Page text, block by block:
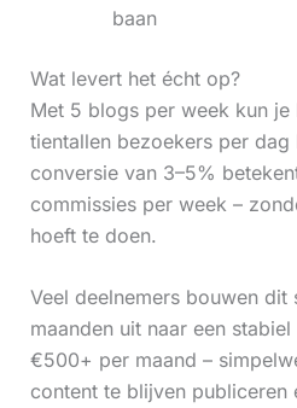
baan
Wat levert het écht op?
Met 5 blogs per week kun je
tientallen bezoekers per dag
conversie van 3–5%
commissies per week –
hoeft te doen.
Veel deelnemers bouwen dit
maanden uit naar een
€500+ per maand –
content te blijven publiceren